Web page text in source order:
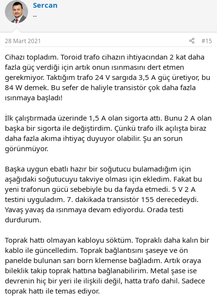
c
i
s
Sercan
--
28 Mart 2021 #15
Cihazı topladım. Toroid trafo cihazın ihtiyacından 2 kat daha
fazla güç verdiği için artık onun ısınmasını dert etmen
gerekmiyor. Taktığım trafo 24 V sargıda 3,5 A güç üretiyor, bu
84 W demek. Bu sefer de haliyle transistör çok daha fazla
ısınmaya başladı!
İlk çalıştırmada üzerinde 1,5 A olan sigorta attı. Bunu 2 A olan
başka bir sigorta ile değiştirdim. Çünkü trafo ilk açılışta biraz
daha fazla akıma ihtiyaç duyuyor olabilir. Şu an sorun
görünmüyor.
Başka uygun ebatlı hazır bir soğutucu bulamadığım için
aşağıdaki soğutucuyu takviye olması için ekledim. Fakat bu
yeni trafonun gücü sebebiyle bu da fayda etmedi. 5 V 2 A
testini uyguladım. 7. dakikada transistör 155 derecedeydi.
Yavaş yavaş da ısınmaya devam ediyordu. Orada testi
durdurum.
Toprak hattı olmayan kabloyu söktüm. Topraklı daha kalın bir
kablo ile güncelledim. Toprak bağlantısını şaseye ve ön
panelde bulunan sarı born klemense bağladım. Artık oraya
bileklik takip toprak hattına bağlanabilirim. Metal şase ise
devrenin hiç bir yeri ile ilişkili değil, hatta trafo dahil. Sadece
toprak hattı ile temas ediyor.